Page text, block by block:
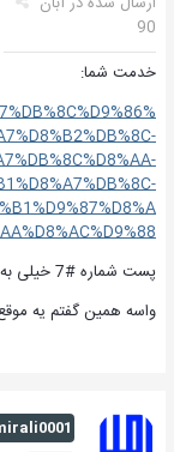
90
خدمت شما:
پست شماره #7 خیلی به لینک بالا شباهت داشت...
واسه همین گفتم یه